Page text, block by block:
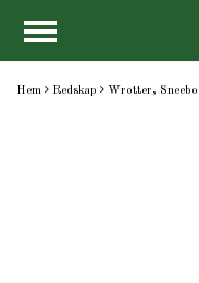
Hem Redskap Wrotter,